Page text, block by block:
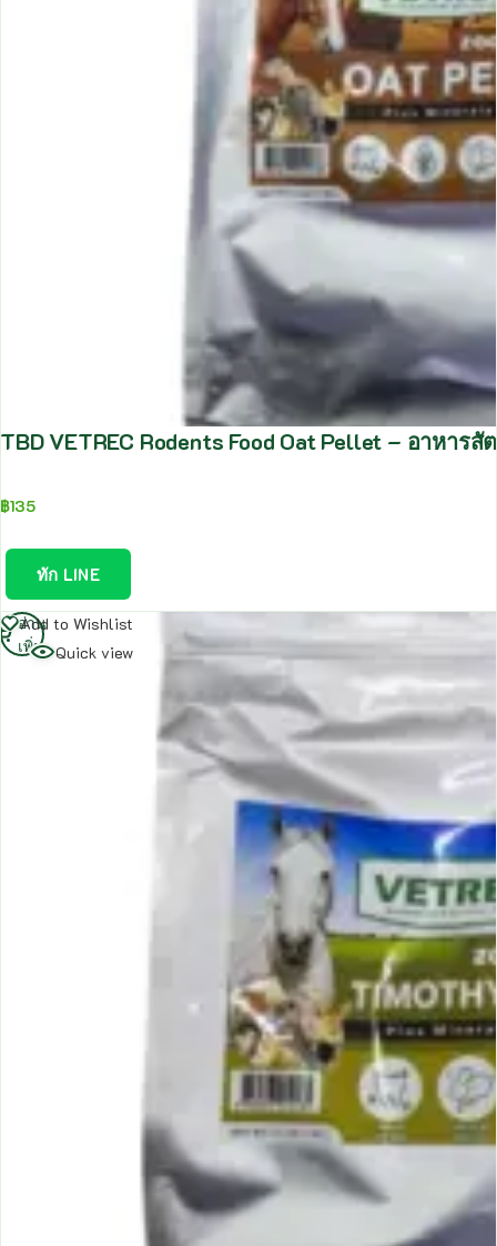
TBD VETREC Rodents Food Oat Pellet – อาหา
฿135
ทัก LINE
Add to Wishlist
Quick view
อ่าน
เพิ่ม